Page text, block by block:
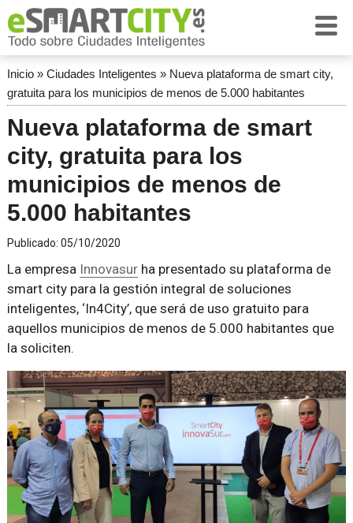
Inicio» Ciudades Inteligentes » Nueva plataforma de smart city,
gratuita para los municipios de menos de 5.000 habitantes
Nueva plataforma de smart
city, gratuita para los
municipios de menos de
5.000 habitantes
Publicado: 05/10/2020
La empresa Innovasurha presentado su plataforma de
smart city para la gestión integral de soluciones
inteligentes, ‘In4City’, que será de uso gratuito para
aquellos municipios de menos de 5.000 habitantes que
la soliciten.